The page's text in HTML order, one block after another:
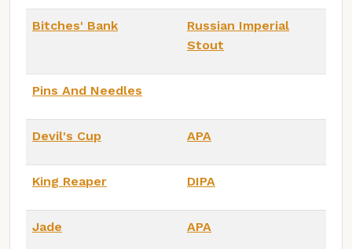
Bitches' Bank
Russian Imperial
Stout
Pins And Needles
Devil's Cup APA
King Reaper DIPA
Jade APA